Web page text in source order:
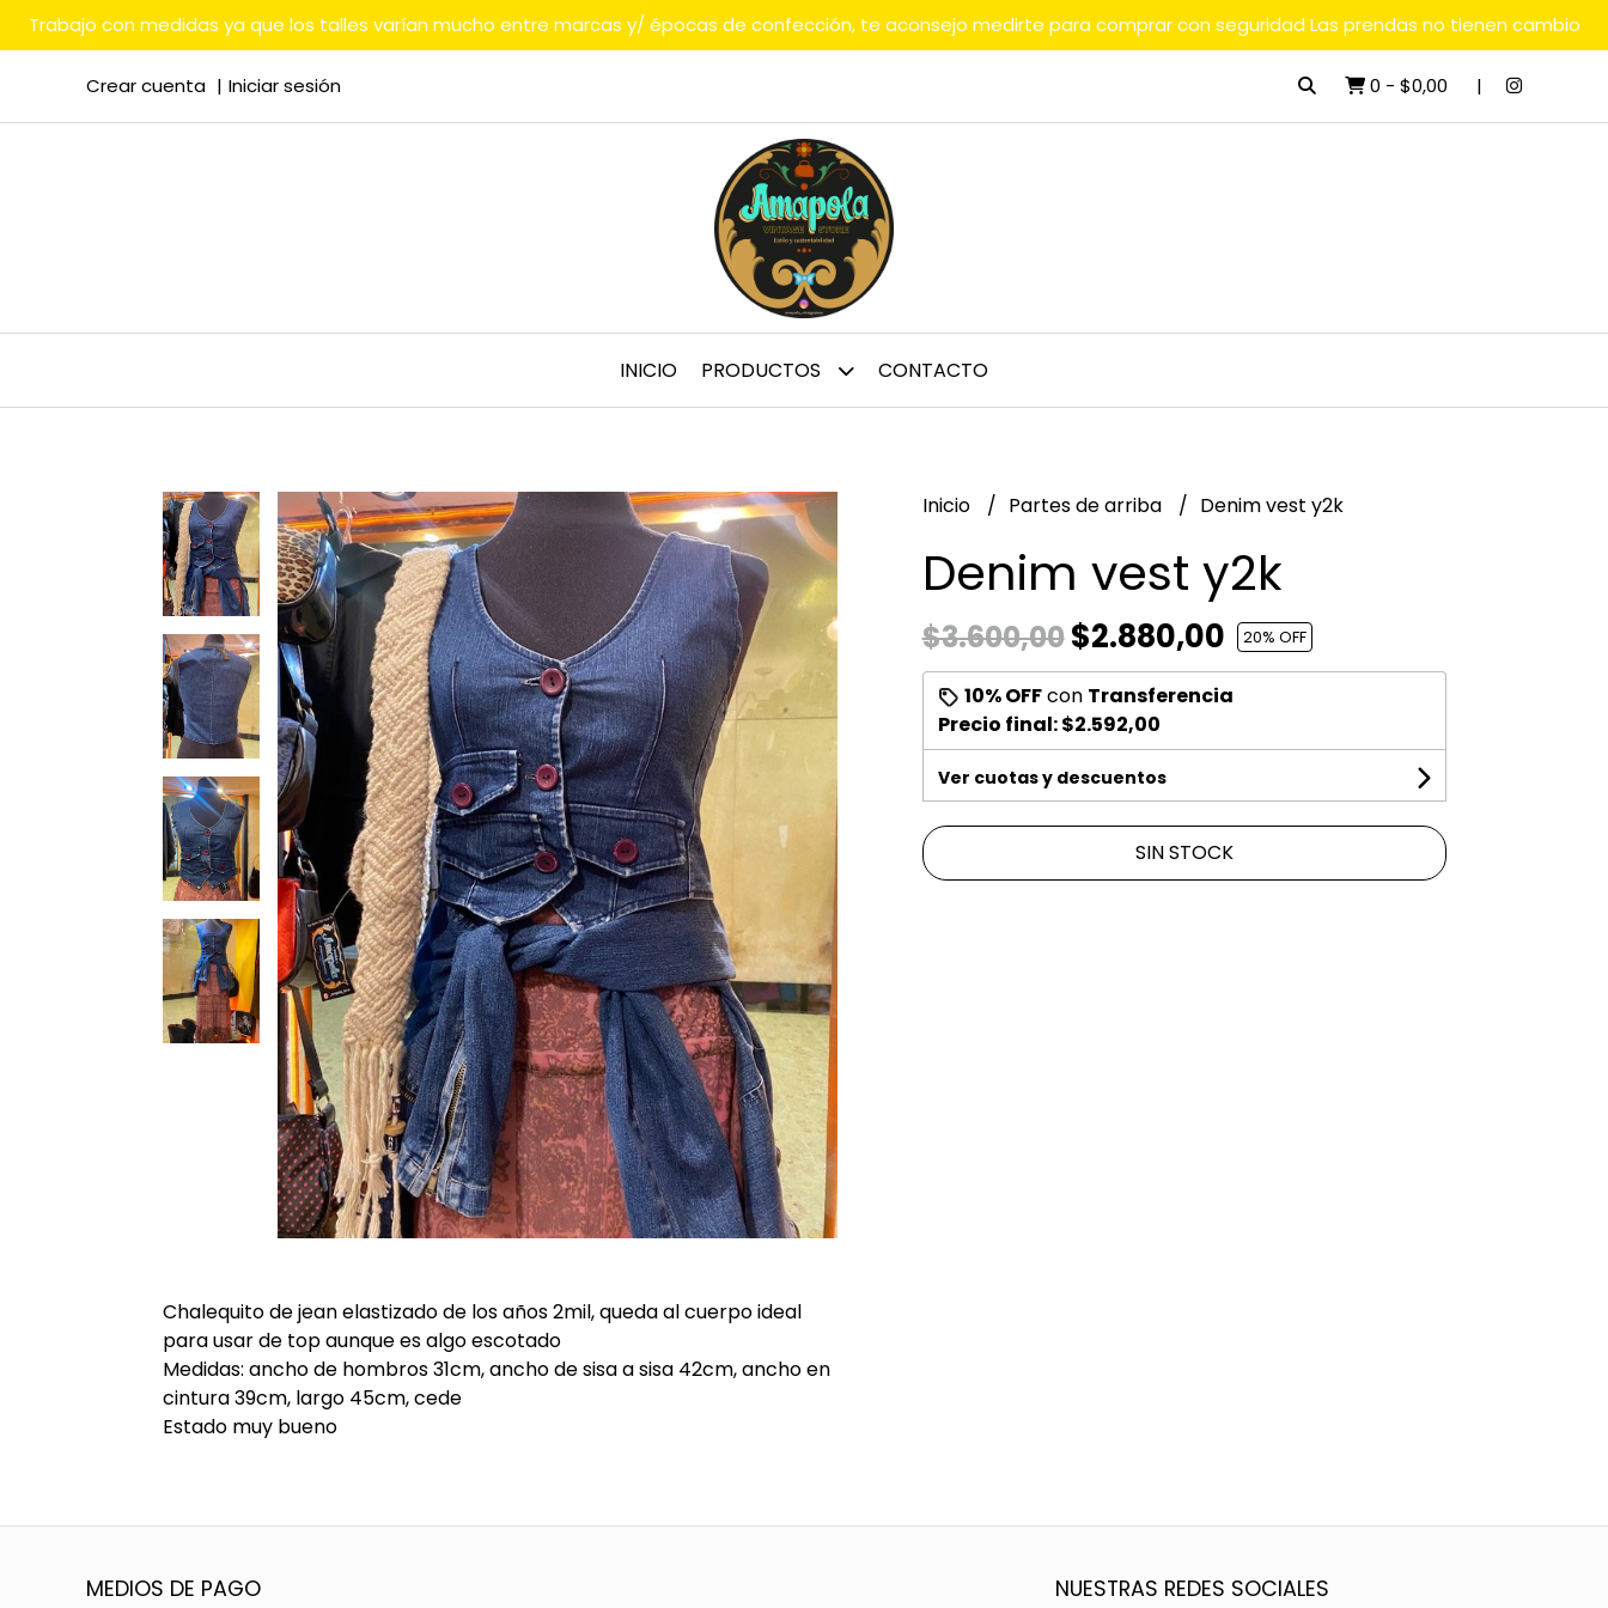
Trabajo con medidas ya que los talles varían mucho entre marcas y/ épocas de confección, te aconsejo medirte para comprar con seguridad Las prendas no tienen cambio
Crear cuenta Iniciar sesión 0 - $0,00
INICIO PRODUCTOS CONTACTO
Chalequito de jean elastizado de los años 2mil, queda al cuerpo ideal
para usar de top aunque es algo escotado
Medidas: ancho de hombros 31cm, ancho de sisa a sisa 42cm, ancho en
cintura 39cm, largo 45cm, cede
Estado muy bueno
Inicio Partes de arriba Denim vest y2k
Denim vest y2k
$3.600,00$2.880,00 20% OFF
10% OFFcon Transferencia
Precio final:$2.592,00
Ver cuotas y descuentos
SIN STOCK
MEDIOS DE PAGO NUESTRAS REDES SOCIALES